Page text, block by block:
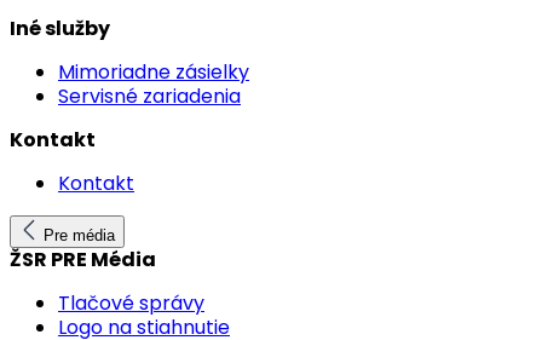
Iné služby
Mimoriadne zásielky
Servisné zariadenia
Kontakt
Kontakt
Pre média
ŽSR PRE Média
Tlačové správy
Logo na stiahnutie